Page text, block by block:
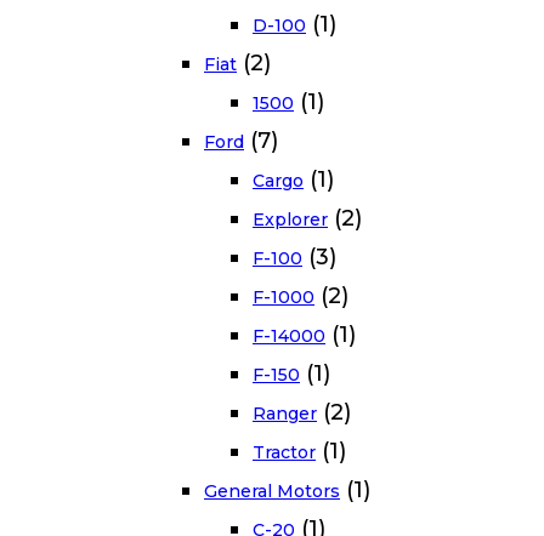
D-100 (1)
Fiat (2)
1500 (1)
Ford (7)
Cargo (1)
Explorer (2)
F-100 (3)
F-1000 (2)
F-14000 (1)
F-150 (1)
Ranger (2)
Tractor (1)
General Motors (1)
C-20 (1)